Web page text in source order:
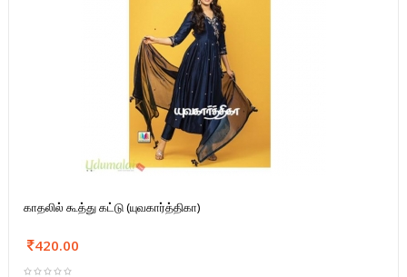
காதலில் கூத்து கட்டு (யுவகார்த்திகா)
420.00